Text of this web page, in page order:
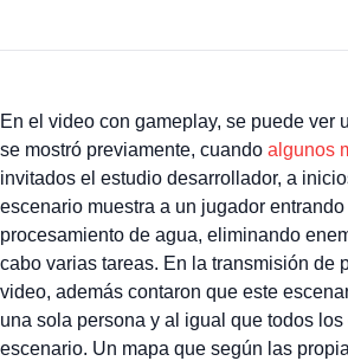
En el video con gameplay, se puede ver
se mostró previamente, cuando algunos
invitados el estudio desarrollador, a
escenario muestra a un jugador
procesamiento de agua, eliminando
cabo varias tareas. En la transmisión de
video, además contaron que este
una sola persona y al igual que todos los
escenario. Un mapa que según las